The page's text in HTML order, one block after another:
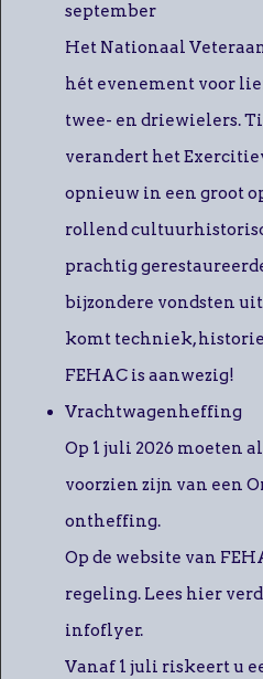
september
Het Nationaal
hét evenement voor
twee- en driewielers.
verandert het
opnieuw in een groot
rollend
prachtig
bijzondere vondsten
komt techniek, historie
FEHAC is aanwezig!
Vrachtwagenheffing
Op 1 juli 2026 moeten
voorzien zijn van een
ontheffing.
Op de website van
regeling. Lees hier
infoflyer.
Vanaf 1 juli riskeert u